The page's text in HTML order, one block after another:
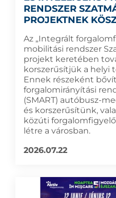
RENDSZER
PROJEKTNEK
Az „Integrált
mobilitási rendszer
projekt keretében
korszerűsítjük a helyi
Ennek részeként
forgalomirányítási
(SMART) autóbusz-
és korszerűsítünk,
közúti
létre a városban.
2026.07.22